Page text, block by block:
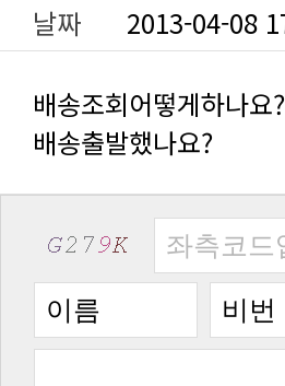
날짜
2013-04-08
배송조회어떻게하나요?
배송출발했나요?